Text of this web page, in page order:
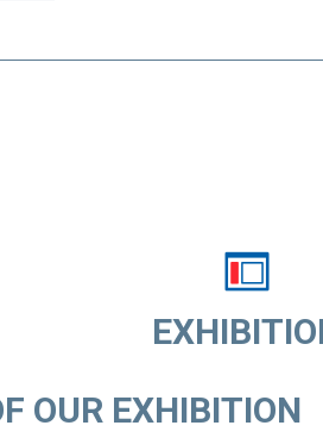
OUR EXHIBITION